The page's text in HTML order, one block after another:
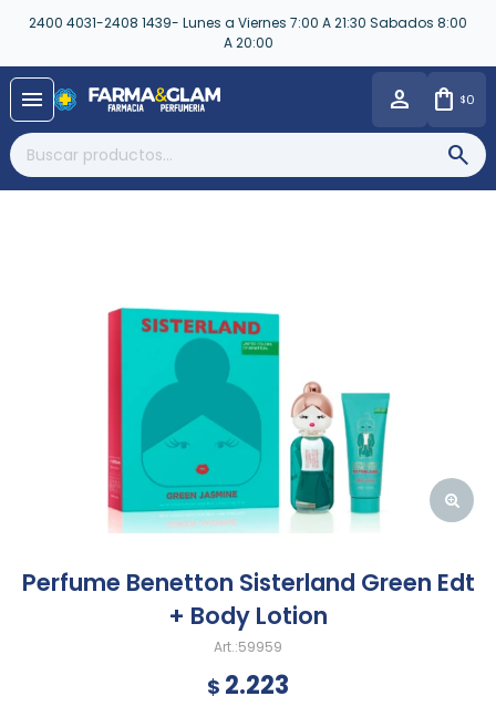
2400 4031-2408 1439- Lunes a Viernes 7:00 A 21:30 Sabados 8:00
A 20:00
menu $0
Perfume Benetton Sisterland Green Edt
+ Body Lotion
59959
$ 2.223